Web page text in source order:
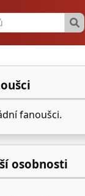
fanoušci.
osobnosti